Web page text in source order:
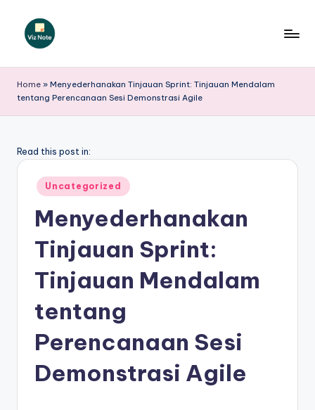
iz
N
t
si
Home » Menyederhanakan Tinjauan Sprint: Tinjauan Mendalam
tentang Perencanaan Sesi Demonstrasi Agile
Read this post in:
Posted
in
Uncategorized
Menyederhanakan
Tinjauan Sprint:
Tinjauan Mendalam
tentang
Perencanaan Sesi
Demonstrasi Agile